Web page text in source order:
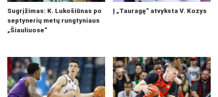
Sugrįžimas: K. Lukošiūnas po
septynerių metų rungtyniaus
„Šiauliuose“
Į „Tauragę“ atvyksta V. Kozys